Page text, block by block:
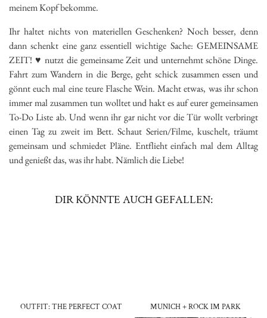
meinem Kopf bekomme.
Ihr haltet nichts von materiellen Geschenken? Noch besser, denn
dann schenkt eine ganz essentiell wichtige Sache: GEMEINSAME
ZEIT! ♥ nutzt die gemeinsame Zeit und unternehmt schöne Dinge.
Fahrt zum Wandern in die Berge, geht schick zusammen essen und
gönnt euch mal eine teure Flasche Wein. Macht etwas, was ihr schon
immer mal zusammen tun wolltet und hakt es auf eurer gemeinsamen
To-Do Liste ab. Und wenn ihr gar nicht vor die Tür wollt verbringt
einen Tag zu zweit im Bett. Schaut Serien/Filme, kuschelt, träumt
gemeinsam und schmiedet Pläne. Entflieht einfach mal dem Alltag
und genießt das, was ihr habt. Nämlich die Liebe!
DIR KÖNNTE AUCH GEFALLEN:
OUTFIT: THE PERFECT COAT MUNICH + ROCK IM PARK